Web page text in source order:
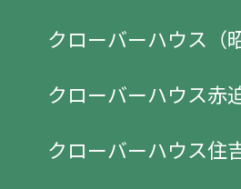
クローバーハウス（
クローバーハウス赤
クローバーハウス住